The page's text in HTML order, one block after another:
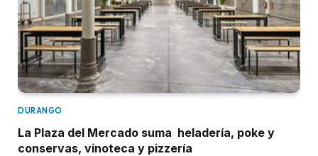
DURANGO
La Plaza del Mercado suma heladería, poke y
conservas, vinoteca y pizzería